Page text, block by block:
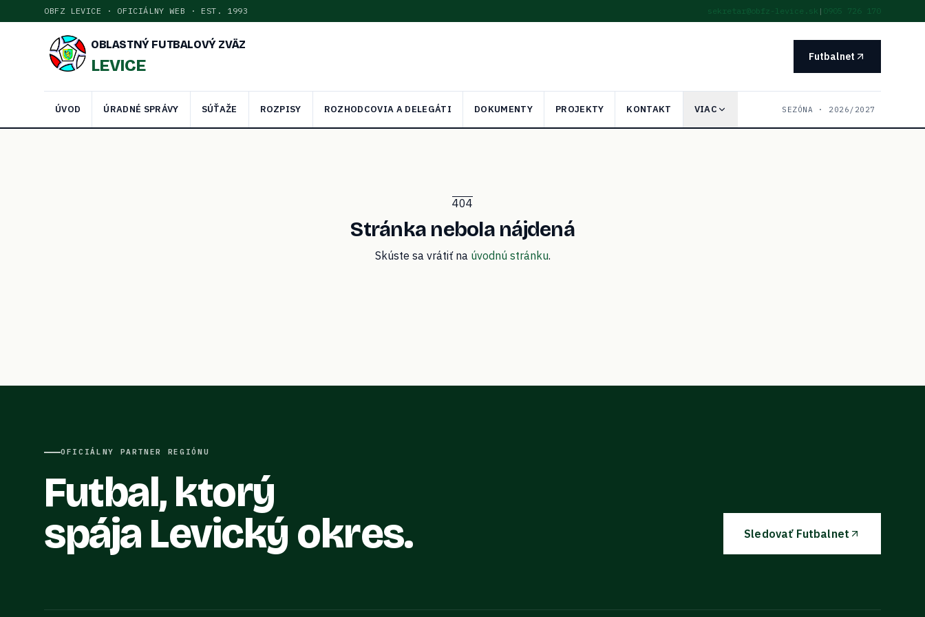
OBFZ LEVICE · OFICIÁLNY WEB · EST. 1993 sekretar@obfz-levice.sk | 0905 726 170
OBLASTNÝ FUTBALOVÝ ZVÄZ
LEVICE Futbalnet
ÚVOD ÚRADNÉ SPRÁVY SÚŤAŽE ROZPISY ROZHODCOVIA A DELEGÁTI DOKUMENTY PROJEKTY KONTAKT VIAC SEZÓNA · 2026/2027
404
Stránka nebola nájdená
Skúste sa vrátiť na úvodnú stránku.
OFICIÁLNY PARTNER REGIÓNU
Futbal, ktorý
spája Levický okres.
Sledovať Futbalnet